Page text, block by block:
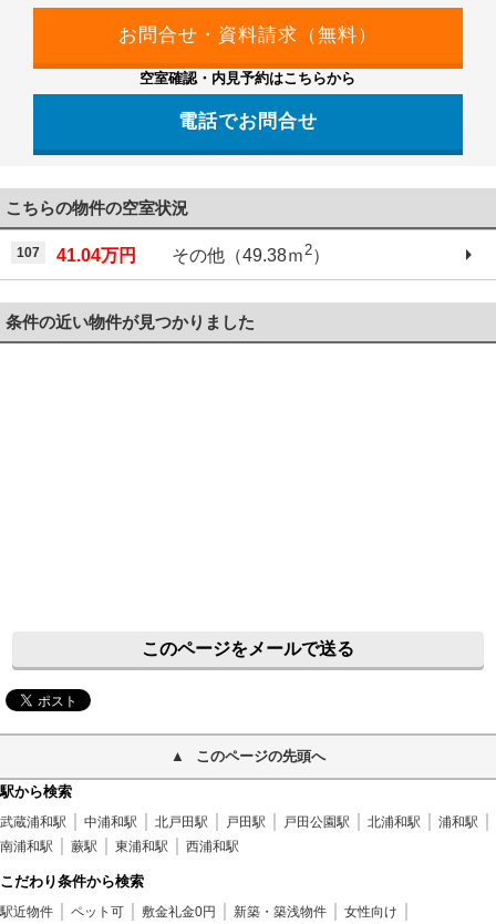
空室確認・内見予約はこちらから
電話でお問合せ
こちらの物件の空室状況
107 41.04万円 その他（49.38ｍ 2）
条件の近い物件が見つかりました
このページをメールで送る
このページの先頭へ
駅から検索
武蔵浦和駅 中浦和駅 北戸田駅 戸田駅 戸田公園駅 北浦和駅
浦和駅
南浦和駅
蕨駅 東浦和駅 西浦和駅
こだわり条件から検索
駅近物件 ペット可 敷金礼金0円 新築・築浅物件
女性向け